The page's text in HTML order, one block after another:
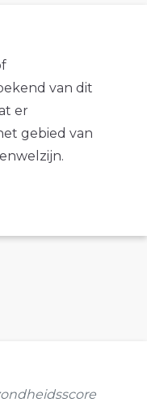
van dit
er
gebied van